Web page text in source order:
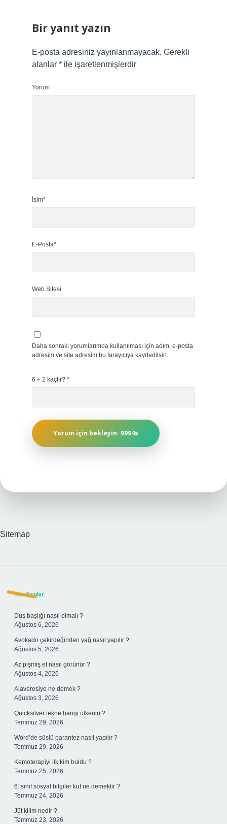
Bir yanıt yazın
E-posta adresiniz yayınlanmayacak. Gerekli
alanlar * ile işaretlenmişlerdir
Yorum
İsim*
E-Posta*
Web Sitesi
Daha sonraki yorumlarımda kullanılması için adım, e-posta
adresim ve site adresim bu tarayıcıya kaydedilsin.
6 + 2 kaçtır? *
Sitemap
Sidebar
Son Yazılar
Duş başlığı nasıl olmalı ?
Ağustos 6, 2026
Avokado çekirdeğinden yağ nasıl yapılır ?
Ağustos 5, 2026
Az pişmiş et nasıl görünür ?
Ağustos 4, 2026
Alaveresiye ne demek ?
Ağustos 3, 2026
Quicksilver tekne hangi ülkenin ?
Temmuz 29, 2026
Word’de süslü parantez nasıl yapılır ?
Temmuz 29, 2026
Kemoterapiyi ilk kim buldu ?
Temmuz 25, 2026
6. sınıf sosyal bilgiler kut ne demektir ?
Temmuz 24, 2026
Jüt kilim nedir ?
Temmuz 23, 2026